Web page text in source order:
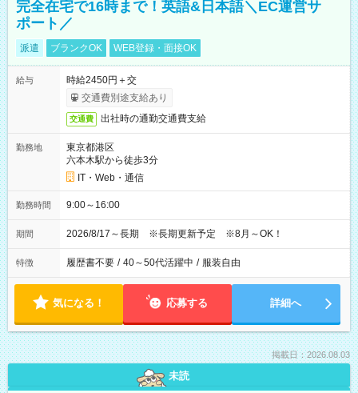
完全在宅で16時まで！英語&日本語＼EC運営サ
ポート／
派遣 ブランクOK WEB登録・面接OK
給与
時給2450円＋交
交通費別途支給あり
交通費 出社時の通勤交通費支給
勤務地
東京都港区
六本木駅から徒歩3分
IT・Web・通信
勤務時間 9:00～16:00
期間 2026/8/17～長期 ※長期更新予定 ※8月～OK！
特徴 履歴書不要 / 40～50代活躍中 / 服装自由
気になる！ 応募する 詳細へ
掲載日：2026.08.03
未読